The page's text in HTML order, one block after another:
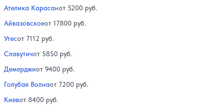
Ателика Карасанот 5200 руб.
Айвазовскоеот 17800 руб.
Утесот 7112 руб.
Славутичот 5850 руб.
Демерджиот 9400 руб.
Голубая Волнаот 7200 руб.
Киевот 8400 руб.